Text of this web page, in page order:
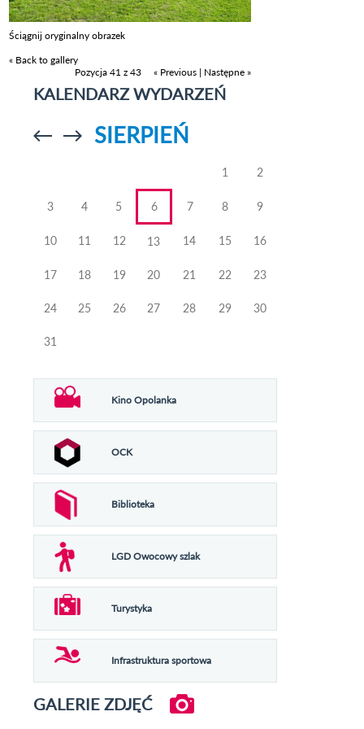
Ściągnij oryginalny obrazek
« Back to gallery
Pozycja 41 z 43
« Previous | Następne »
KALENDARZ WYDARZEŃ
Przejdź doPrzejdź do
SIERPIEŃ
1 2
3 4 5 6 7 8 9
10 11 12 13 14 15 16
17 18 19 20 21 22 23
24 25 26 27 28 29 30
31
Kino Opolanka
OCK
Biblioteka
LGD Owocowy szlak
Turystyka
Infrastruktura sportowa
GALERIE ZDJĘĆ